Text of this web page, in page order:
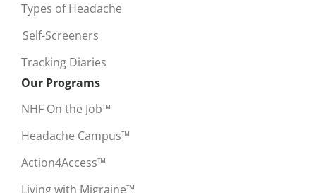
Types of Headache
Self-Screeners
Tracking Diaries
Our Programs
NHF On the Job™
Headache Campus™
Action4Access™
Living with Migraine™